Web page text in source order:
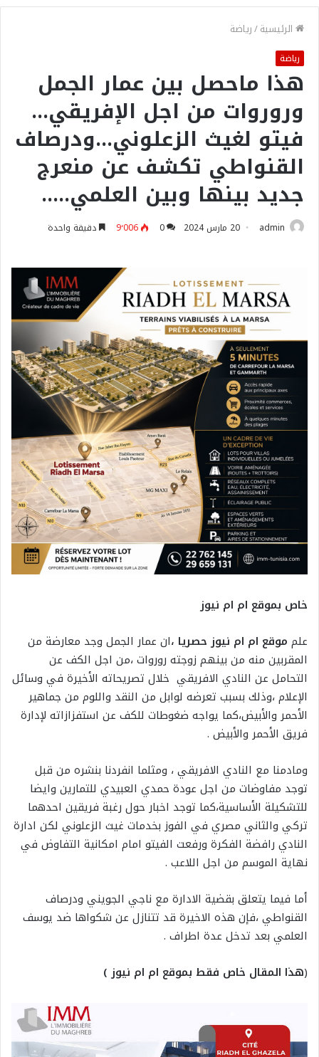
الرئيسية/رياضة
رياضة
هذا ماحصل بين عمار الجمل
وروروات من اجل الإفريقي…
فيتو لغيث الزعلوني…ودرصاف
القنواطي تكشف عن منعرج
جديد بينها وبين العلمي…..
admin 20 مارس 2024 0 9٬006 دقيقة واحدة
خاص بموقع ام ام نيوز
علم موقع ام ام نيوز حصريا ،ان عمار الجمل وجد معارضة من
المقربين منه من بينهم زوجته روروات ،من اجل الكف عن
التحامل عن النادي الافريقي خلال تصريحاته الأخيرة في وسائل
الإعلام ،وذلك بسبب تعرضه لوابل من النقد واللوم من جماهير
الأحمر والأبيض،كما يواجه ضغوطات للكف عن استفزازاته لإدارة
فريق الأحمر والأبيض .
ومادمنا مع النادي الافريقي ، ومثلما انفردنا بنشره من قبل
توجد مفاوضات من اجل عودة حمدي العبيدي للتمارين وايضا
للتشكيلة الأساسية،كما توجد اخبار حول رغبة فريقين احدهما
تركي والثاني مصري في الفوز بخدمات غيث الزعلوني لكن ادارة
النادي رافضة الفكرة ورفعت الفيتو امام امكانية التفاوض في
نهاية الموسم من اجل اللاعب .
أما فيما يتعلق بقضية الادارة مع ناجي الجويني ودرصاف
القنواطي ،فإن هذه الاخيرة قد تتنازل عن شكواها ضد يوسف
العلمي بعد تدخل عدة اطراف .
(هذا المقال خاص فقط بموقع ام ام نيوز )